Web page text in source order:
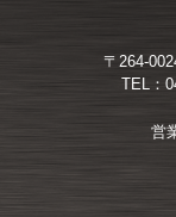
〒264-
TEL：
営